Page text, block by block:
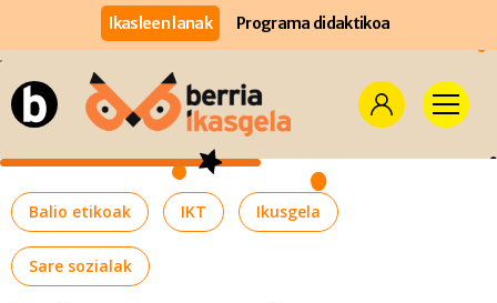
Ikasleen lanak Programa didaktikoa
Balio etikoak IKT Ikusgela
Sare sozialak